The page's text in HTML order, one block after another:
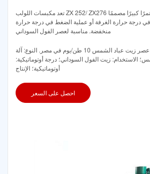
تعد مكبسات اللولب ZX 252/ ZX276 مكبسًا لولبيًا مستمرًا كبيرًا مصممًا
درجة حرارة الغرفة أو عملية الضغط في درجة حرارة
منخفضة. مناسبة لعصر الفول السوداني
آلة استخراج اللولب آلة عصر زيت عباد الشمس 10 طن/يوم في مصر. النوع: آلة
الاستخدام: زيت الفول السوداني؛ درجة أوتوماتيكية:
أوتوماتيكية؛ الإنتاج
احصل على السعر